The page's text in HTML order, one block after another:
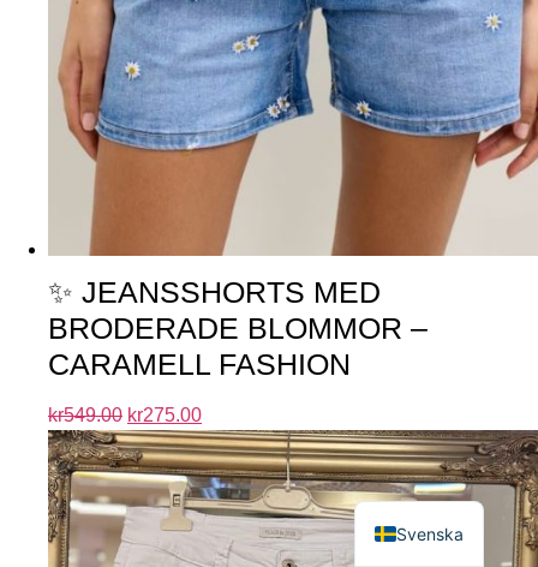
✨ JEANSSHORTS MED
BRODERADE BLOMMOR –
CARAMELL FASHION
kr549.00 kr275.00
Svenska
English